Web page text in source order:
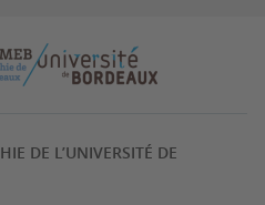
DE L’UNIVERSITÉ DE